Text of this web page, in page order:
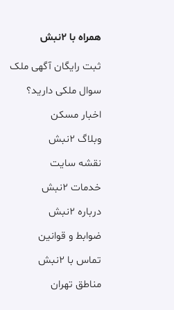
همراه با ۲نبش
ثبت رایگان آگهی ملک
سوال ملکی دارید؟
اخبار مسکن
وبلاگ ۲نبش
نقشه سایت
خدمات ۲نبش
درباره ۲نبش
ضوابط و قوانین
تماس با ۲نبش
مناطق تهران